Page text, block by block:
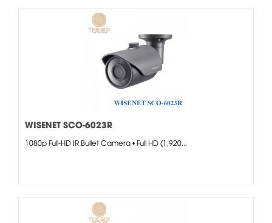
WISENET SCO-6023R
1080p Full-HD IR Bullet Camera • Full HD (1,920...